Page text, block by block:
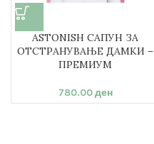
ASTONISH САПУН ЗА
ОТСТРАНУВАЊЕ ДАМКИ –
ПРЕМИУМ
780.00ден